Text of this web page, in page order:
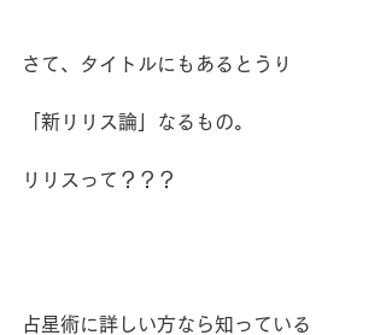
さて、タイトルにもあるとうり
「新リリス論」なるもの。
リリスって？？？
占星術に詳しい方なら知っている